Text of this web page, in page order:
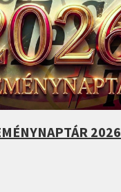
2026